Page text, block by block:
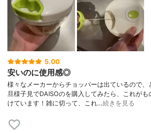
5.00
安いのに使用感◎
様々なメーカーからチョッパーは出ているので
旦様子見でDAISOのを購入してみたら、これが
けています！雑に切って、これ…続きを見る